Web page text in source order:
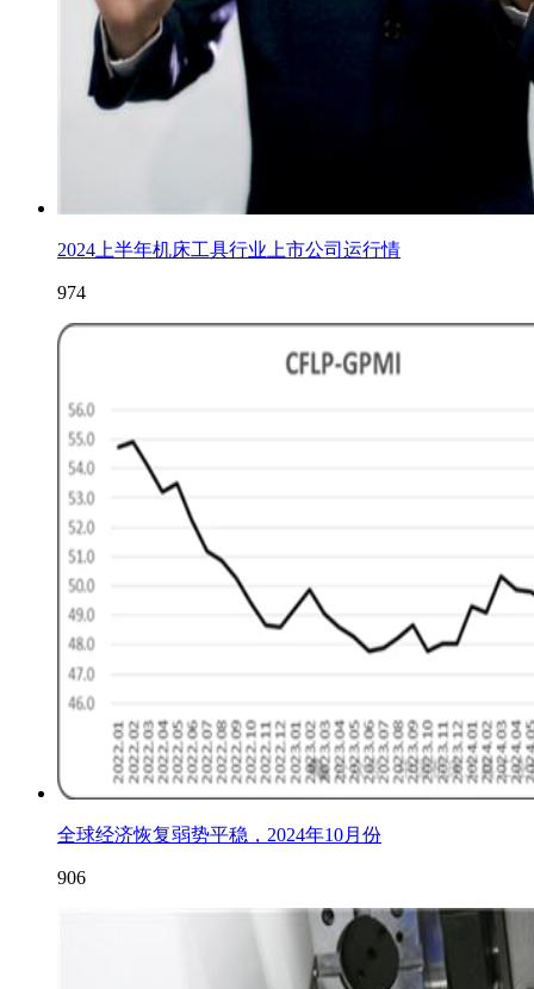
2024上半年机床工具行业上市公司运行情
974
全球经济恢复弱势平稳，2024年10月份
906